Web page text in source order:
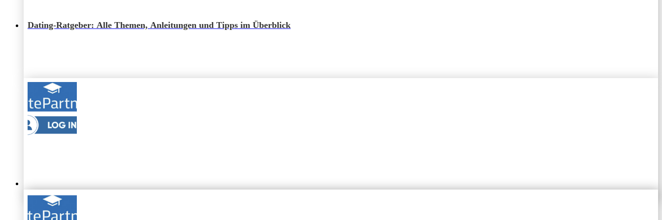
Dating-Ratgeber: Alle Themen, Anleitungen und Tipps im Überblick